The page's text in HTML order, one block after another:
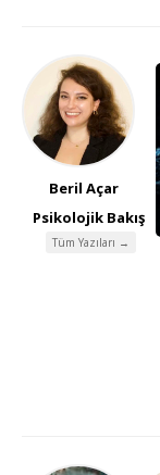
Beril Açar
Psikolojik Bakış
Tüm Yazıları →